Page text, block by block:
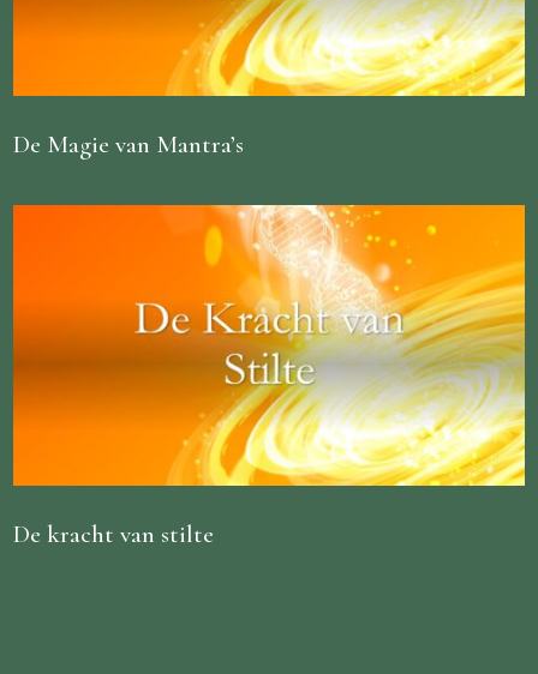
De Magie van Mantra’s
De kracht van stilte